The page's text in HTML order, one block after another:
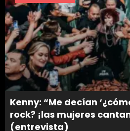
Kenny: “Me decían
rock? ¡las mujeres
(entrevista)